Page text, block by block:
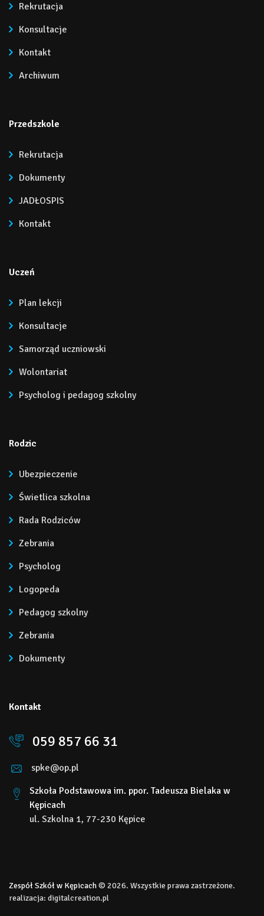
Rekrutacja
Konsultacje
Kontakt
Archiwum
Przedszkole
Rekrutacja
Dokumenty
JADŁOSPIS
Kontakt
Uczeń
Plan lekcji
Konsultacje
Samorząd uczniowski
Wolontariat
Psycholog i pedagog szkolny
Rodzic
Ubezpieczenie
Świetlica szkolna
Rada Rodziców
Zebrania
Psycholog
Logopeda
Pedagog szkolny
Zebrania
Dokumenty
Kontakt
059 857 66 31
spke@op.pl
Szkoła Podstawowa im. ppor. Tadeusza Bielaka w
Kępicach
ul. Szkolna 1, 77-230 Kępice
Zespół Szkół w Kępicach© 2026. Wszystkie prawa zastrzeżone.
realizacja: digitalcreation.pl